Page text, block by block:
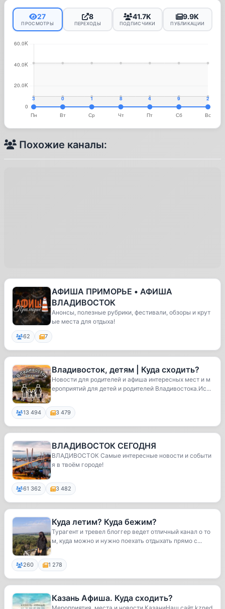
27
ПРОСМОТРЫ
8
ПЕРЕХОДЫ
41.7K
ПОДПИСЧИКИ
9.9K
ПУБЛИКАЦИИ
Похожие каналы:
АФИША ПРИМОРЬЕ • АФИША
ВЛАДИВОСТОК
Анонсы, полезные рубрики, фестивали, обзоры и крут
ые места для отдыха!
62 7
Владивосток, детям | Куда сходить?
Новости для родителей и афиша интересных мест и м
ероприятий для детей и родителей Владивостока.Ис...
13 494 3 479
ВЛАДИВОСТОК СЕГОДНЯ
ВЛАДИВОСТОК Самые интересные новости и событи
я в твоём городе!
61 362 3 482
Куда летим? Куда бежим?
Турагент и тревел блоггер ведет отличный канал о то
м, куда можно и нужно поехать отдыхать прямо с...
260 1 278
Казань Афиша. Куда сходить?